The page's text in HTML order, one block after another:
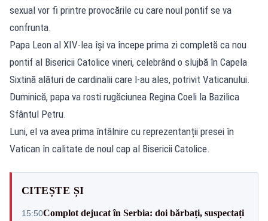
sexual vor fi printre provocările cu care noul pontif se va
confrunta.
Papa Leon al XIV-lea își va începe prima zi completă ca nou
pontif al Bisericii Catolice vineri, celebrând o slujbă în Capela
Sixtină alături de cardinalii care l-au ales, potrivit Vaticanului.
Duminică, papa va rosti rugăciunea Regina Coeli la Bazilica
Sfântul Petru.
Luni, el va avea prima întâlnire cu reprezentanții presei în
Vatican în calitate de noul cap al Bisericii Catolice.
CITEȘTE ȘI
15:50Complot dejucat în Serbia: doi bărbați, suspectați